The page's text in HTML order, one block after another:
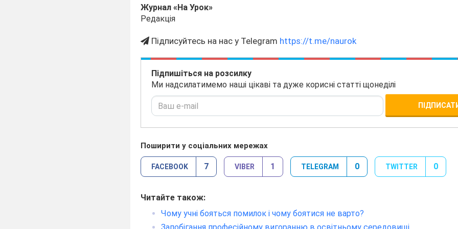
Журнал «На Урок»
Редакція
Підписуйтесь на нас у Telegram https://t.me/naurok
Підпишіться на розсилку
Ми надсилатимемо наші цікаві та дуже корисні статті щонеділі
Поширити у соціальних мережах
FACEBOOK 7 VIBER 1 TELEGRAM 0 TWITTER 0
Читайте також:
Чому учні бояться помилок і чому боятися не варто?